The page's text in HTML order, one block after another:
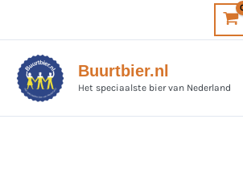
inhoud
Buurtbier.nl
Het speciaalste bier van Nederland